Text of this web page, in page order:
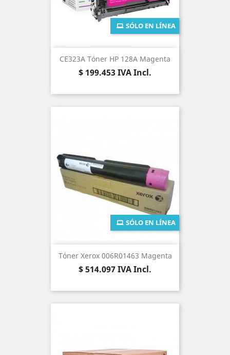
CE323A Tóner HP 128A Magenta
Precio
$ 199.453IVA Incl.
SÓLO EN LÍNEA
Tóner Xerox 006R01463 Magenta
Precio
$ 514.097IVA Incl.
SÓLO EN LÍNEA